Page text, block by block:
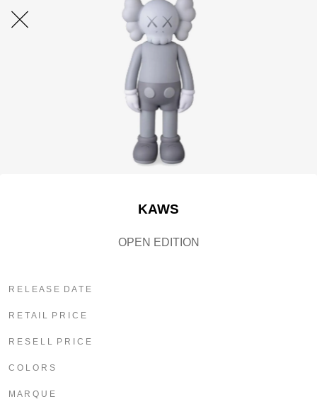
KAWS
OPEN EDITION
R E L E A S E D A T E
R E T A I L P R I C E
R E S E L L P R I C E
C O L O R S
M A R Q U E